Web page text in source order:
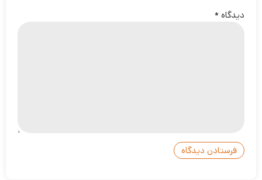
دیدگاه*